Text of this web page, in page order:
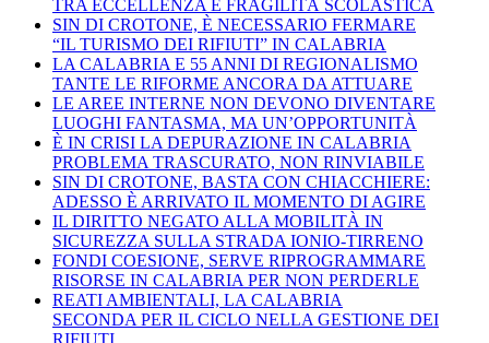
TRA ECCELLENZA E FRAGILITÀ SCOLASTICA
SIN DI CROTONE, È NECESSARIO FERMARE
“IL TURISMO DEI RIFIUTI” IN CALABRIA
LA CALABRIA E 55 ANNI DI REGIONALISMO
TANTE LE RIFORME ANCORA DA ATTUARE
LE AREE INTERNE NON DEVONO DIVENTARE
LUOGHI FANTASMA, MA UN’OPPORTUNITÀ
È IN CRISI LA DEPURAZIONE IN CALABRIA
PROBLEMA TRASCURATO, NON RINVIABILE
SIN DI CROTONE, BASTA CON CHIACCHIERE:
ADESSO È ARRIVATO IL MOMENTO DI AGIRE
IL DIRITTO NEGATO ALLA MOBILITÀ IN
SICUREZZA SULLA STRADA IONIO-TIRRENO
FONDI COESIONE, SERVE RIPROGRAMMARE
RISORSE IN CALABRIA PER NON PERDERLE
REATI AMBIENTALI, LA CALABRIA
SECONDA PER IL CICLO NELLA GESTIONE DEI
RIFIUTI